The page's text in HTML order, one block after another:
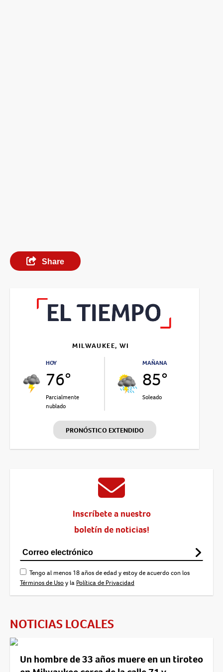
Share
MILWAUKEE, WI
HOY
76°
Parcialmente
nublado
MAÑANA
85°
Soleado
PRONÓSTICO EXTENDIDO
Inscríbete a nuestro
boletín de noticias!
Tengo al menos 18 años de edad y estoy de acuerdo con los
Términos de Usoy la Política de Privacidad
NOTICIAS LOCALES
Un hombre de 33 años muere en un tiroteo